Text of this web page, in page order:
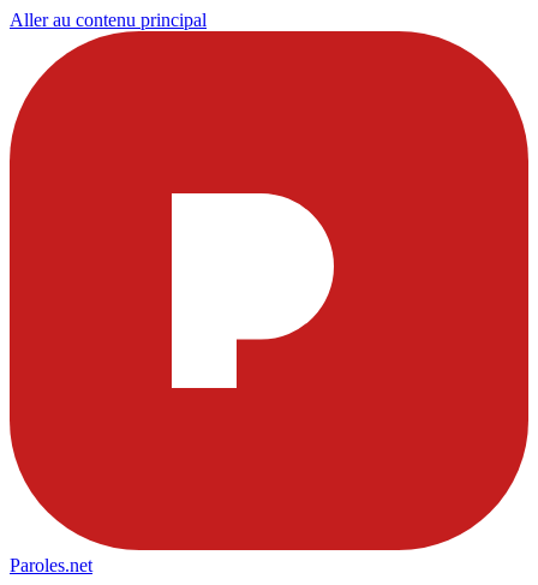
Aller au contenu principal
Paroles.net